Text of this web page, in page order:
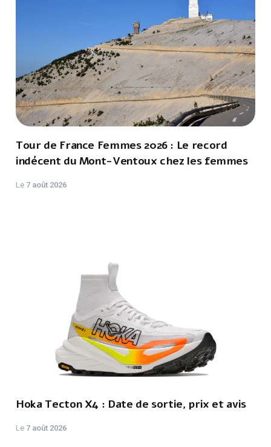
Tour de France Femmes 2026 : Le record
indécent du Mont-Ventoux chez les femmes
Le 7 août 2026
Hoka Tecton X4 : Date de sortie, prix et avis
Le 7 août 2026